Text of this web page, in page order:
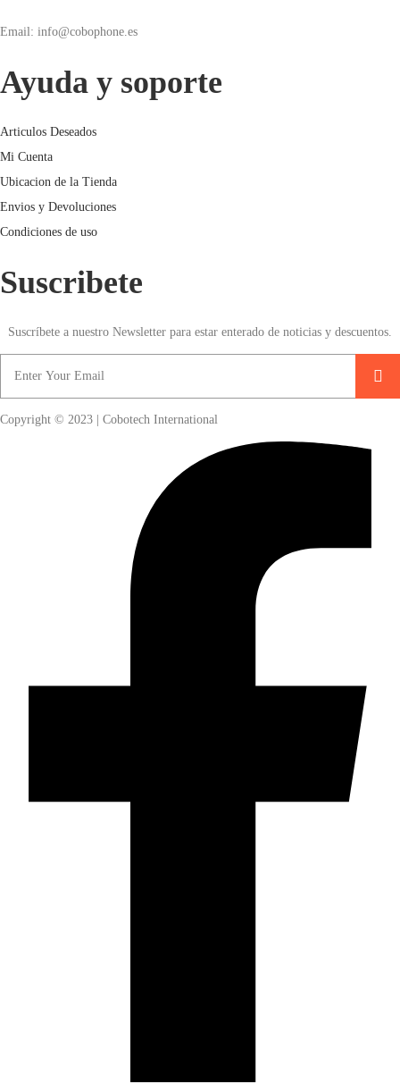
Email: info@cobophone.es
Ayuda y soporte
Articulos Deseados
Mi Cuenta
Ubicacion de la Tienda
Envios y Devoluciones
Condiciones de uso
Suscribete
Suscríbete a nuestro Newsletter para estar enterado de noticias y descuentos.
Copyright © 2023 | Cobotech International